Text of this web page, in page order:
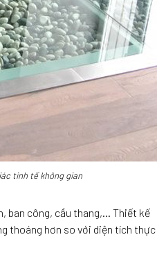
tinh tế không gian
ban công, cầu thang,… Thiết kế
thoáng hơn so với diện tích thực